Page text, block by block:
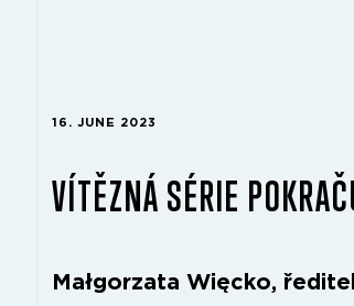
16. JUNE 2023
VÍTĚZNÁ SÉRIE
Małgorzata Więcko,